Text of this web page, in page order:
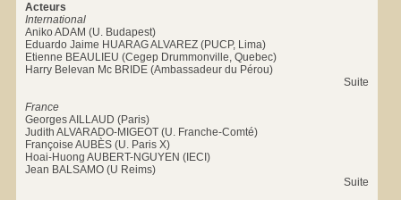
Acteurs
International
Aniko ADAM (U. Budapest)
Eduardo Jaime HUARAG ALVAREZ (PUCP, Lima)
Etienne BEAULIEU (Cegep Drummonville, Quebec)
Harry Belevan Mc BRIDE (Ambassadeur du Pérou)
Suite
France
Georges AILLAUD (Paris)
Judith ALVARADO-MIGEOT (U. Franche-Comté)
Françoise AUBÈS (U. Paris X)
Hoai-Huong AUBERT-NGUYEN (IECI)
Jean BALSAMO (U Reims)
Suite